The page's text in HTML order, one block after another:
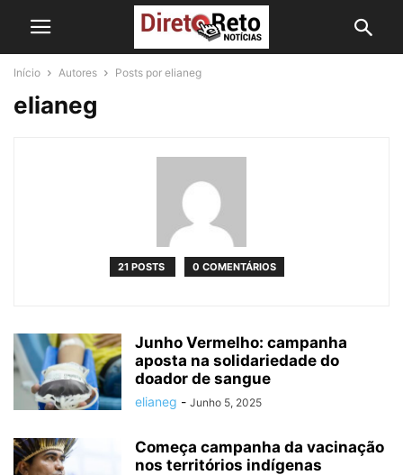
Início Autores Posts por elianeg
elianeg
21 POSTS 0 COMENTÁRIOS
Junho Vermelho: campanha
aposta na solidariedade do
doador de sangue
elianeg - Junho 5, 2025
Começa campanha da vacinação
nos territórios indígenas